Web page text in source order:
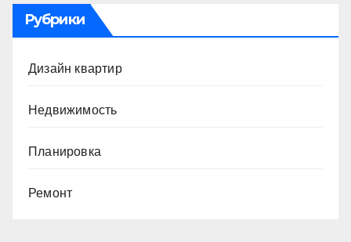
Рубрики
Дизайн квартир
Недвижимость
Планировка
Ремонт